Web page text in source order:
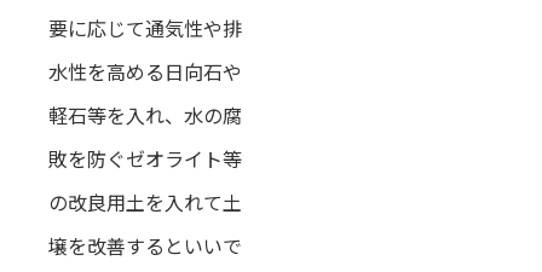
要に応じて通気性や排
水性を高める日向石や
軽石等を入れ、水の腐
敗を防ぐゼオライト等
の改良用土を入れて土
壌を改善するといいで